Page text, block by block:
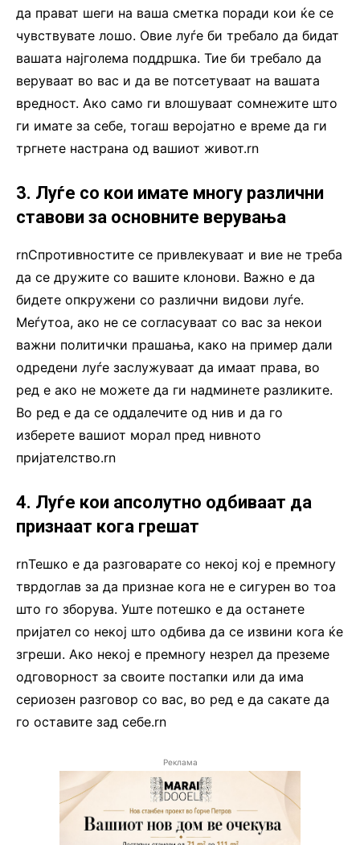
да прават шеги на ваша сметка поради кои ќе се
чувствувате лошо. Овие луѓе би требало да бидат
вашата најголема поддршка. Тие би требало да
веруваат во вас и да ве потсетуваат на вашата
вредност. Ако само ги влошуваат сомнежите што
ги имате за себе, тогаш веројатно е време да ги
тргнете настрана од вашиот живот.rn
3. Луѓе со кои имате многу различни
ставови за основните верувања
rnСпротивностите се привлекуваат и вие не треба
да се дружите со вашите клонови. Важно е да
бидете опкружени со различни видови луѓе.
Меѓутоа, ако не се согласуваат со вас за некои
важни политички прашања, како на пример дали
одредени луѓе заслужуваат да имаат права, во
ред е ако не можете да ги надминете разликите.
Во ред е да се оддалечите од нив и да го
изберете вашиот морал пред нивното
пријателство.rn
4. Луѓе кои апсолутно одбиваат да
признаат кога грешат
rnТешко е да разговарате со некој кој е премногу
тврдоглав за да признае кога не е сигурен во тоа
што го зборува. Уште потешко е да останете
пријател со некој што одбива да се извини кога ќе
згреши. Ако некој е премногу незрел да преземе
одговорност за своите постапки или да има
сериозен разговор со вас, во ред е да сакате да
го оставите зад себе.rn
Реклама